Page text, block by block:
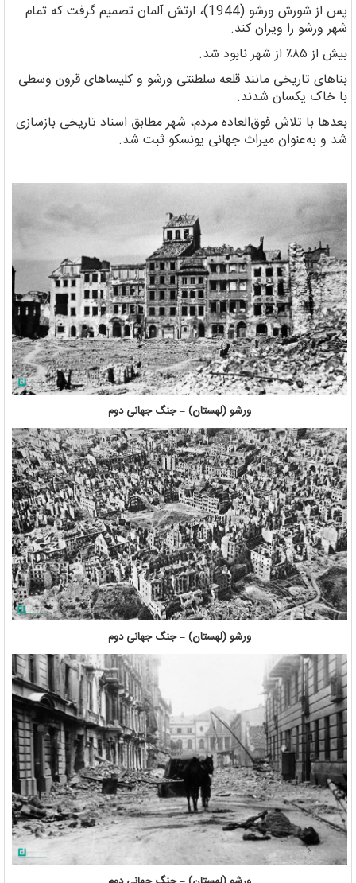
پس از شورش ورشو (1944)، ارتش آلمان تصمیم گرفت که تمام
شهر ورشو را ویران کند.
بیش از ۸۵٪ از شهر نابود شد.
بناهای تاریخی مانند قلعه سلطنتی ورشو و کلیساهای قرون وسطی
با خاک یکسان شدند.
بعدها با تلاش فوق‌العاده مردم، شهر مطابق اسناد تاریخی بازسازی
شد و به‌عنوان میراث جهانی یونسکو ثبت شد.
ورشو (لهستان) – جنگ جهانی دوم
ورشو (لهستان) – جنگ جهانی دوم